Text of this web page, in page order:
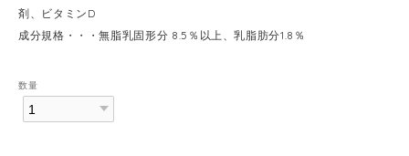
剤、ビタミンD
成分規格・・・無脂乳固形分 8.5％以上、乳脂肪分1.8％
数量